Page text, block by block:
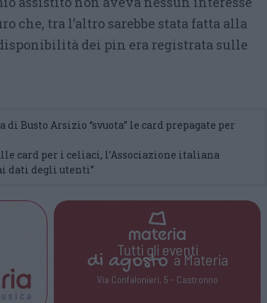
che, tra l’altro sarebbe stata fatta alla
dei pin era registrata sulle
di Busto Arsizio “svuota” le card prepagate per
card per i celiaci, l’Associazione italiana
dati degli utenti”
Tutti gli eventi
di agostoa Materia
Via Confalonieri, 5 - Castronno